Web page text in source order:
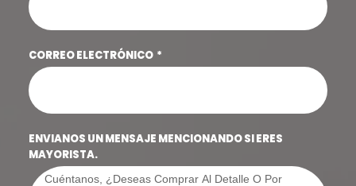
CORREO ELECTRÓNICO
ENVIANOS UN MENSAJE MENCIONANDO SI ERES
MAYORISTA.